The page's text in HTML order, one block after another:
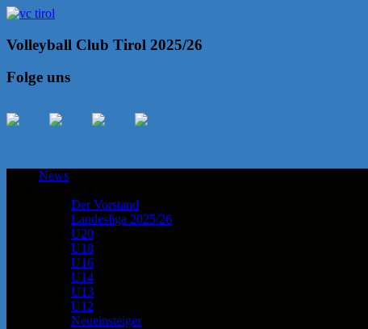
Volleyball Club Tirol 2025/26
Folge uns
News
Der Vorstand
Landesliga 2025/26
U20
U18
U16
U14
U13
U12
Neueinsteiger